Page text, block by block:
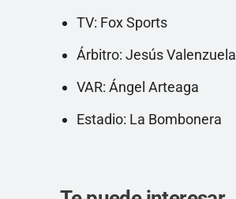
TV: Fox Sports
Árbitro: Jesús Valenzuela
VAR: Ángel Arteaga
Estadio: La Bombonera